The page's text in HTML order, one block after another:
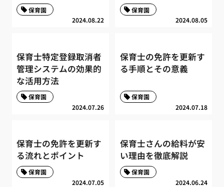
2024.08.22
保育園
2024.08.05
保育園
保育士特定登録取消者
管理システムの効果的
な活用方法
2024.07.26
保育園
保育士の免許を更新す
る手順とその意義
2024.07.18
保育園
保育士の免許を更新す
る流れとポイント
2024.07.05
保育園
保育士さんの給料が安
い理由を徹底解説
2024.06.24
保育園